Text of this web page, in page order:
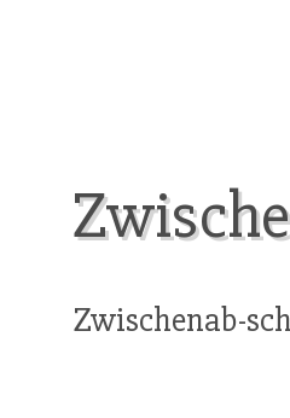
Zwischenab-